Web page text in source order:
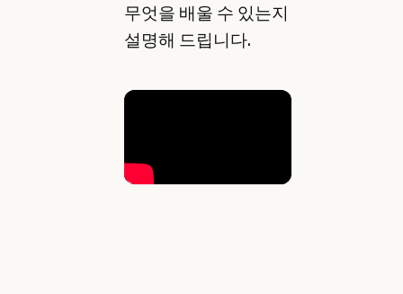
무엇을 배울 수 있는지
설명해 드립니다.